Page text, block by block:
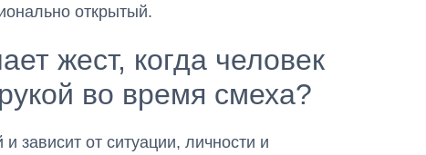
открытый.
жест, когда человек
во время смеха?
зависит от ситуации, личности и